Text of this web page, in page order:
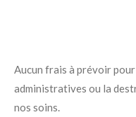
Aucun frais à prévoir pour
administratives ou la
nos soins.